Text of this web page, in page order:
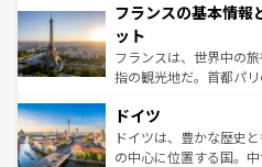
ませてくれるイタリア
なお、新着のイタリア情
しい。
文化が根付くこの国で
れる闘牛、そして美味
る。首都マドリードの
アートに溢れた街角か
せる。地方によって風
ンテンツ一覧を参照し
フランスの基本情報
ット
フランスは、世界中の
指の観光地だ。首都パ
で、幅広い魅力が詰ま
聖堂、美しいビーチ、
から魅了する。また、
ドイツ
ドイツは、豊かな歴史
の中心に位置する国。